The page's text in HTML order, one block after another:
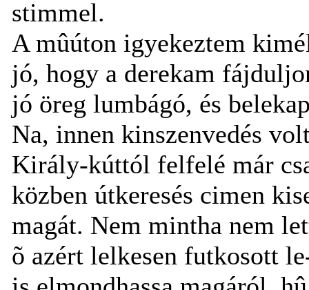
stimmel.
A mûúton igyekeztem
jó, hogy a derekam
jó öreg lumbágó, és
Na, innen kinszenvedés
Király-kúttól felfelé már
közben útkeresés cimen
magát. Nem mintha nem
õ azért lelkesen futkosott